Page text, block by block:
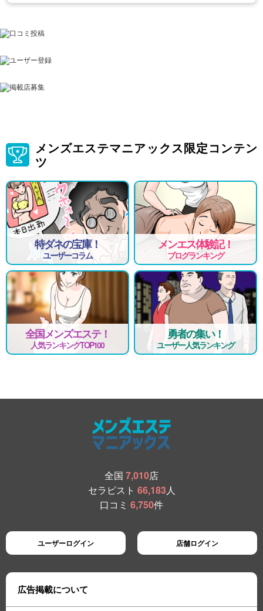
メンズエステマニアックス限定コンテン
ツ
特ダネの宝庫！
ユーザーコラム
メンエス体験記！
ブログランキング
全国メンズエステ！
人気ランキングTOP100
勇者の集い！
ユーザー人気ランキング
全国 7,010店
セラピスト 66,183人
口コミ 6,750件
ユーザーログイン 店舗ログイン
広告掲載について